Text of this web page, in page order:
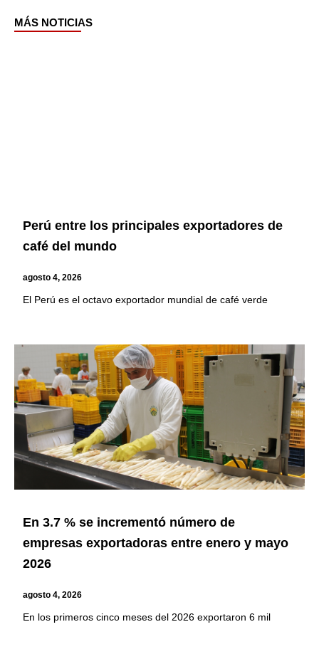
MÁS NOTICIAS
Perú entre los principales exportadores de
café del mundo
agosto 4, 2026
El Perú es el octavo exportador mundial de café verde
En 3.7 % se incrementó número de
empresas exportadoras entre enero y mayo
2026
agosto 4, 2026
En los primeros cinco meses del 2026 exportaron 6 mil